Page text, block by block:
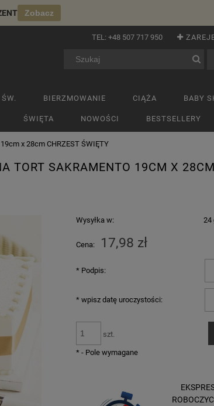
Zobacz
TEL: +48 507 717 950
BIERZMOWANIE CIĄŻA BABY
ŚWIĘTA NOWOŚCI BESTSELLERY
x 28cm CHRZEST ŚWIĘTY
TORT SAKRAMENTO 19CM X
Wysyłka w: 24
Cena: 17,98 zł
* Podpis:
* wpisz datę uroczystości:
szt.
* - Pole wymagane